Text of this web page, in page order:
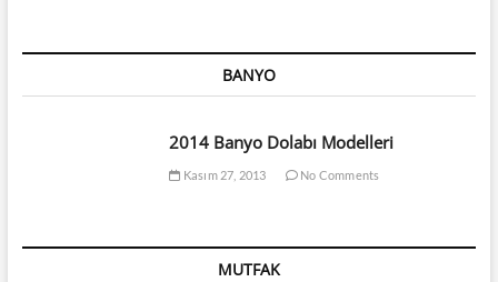
BANYO
2014 Banyo Dolabı Modelleri
Kasım 27, 2013 No Comments
MUTFAK